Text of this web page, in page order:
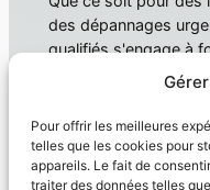
Pour offrir les meilleures
telles que les cookies pour
appareils. Le fait de
traiter des données telles
des dépannages
qualifiés s'engage à
fiables. Électricien Le
À propos
Domotique